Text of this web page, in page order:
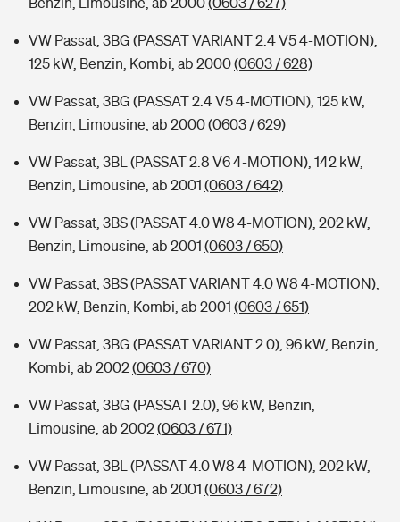
VW Passat, 3BG (PASSAT VARIANT 2.4 V5 4-MOTION),
125 kW, Benzin, Kombi, ab 2000(0603 / 628)
VW Passat, 3BG (PASSAT 2.4 V5 4-MOTION), 125 kW,
Benzin, Limousine, ab 2000(0603 / 629)
VW Passat, 3BL (PASSAT 2.8 V6 4-MOTION), 142 kW,
Benzin, Limousine, ab 2001 (0603 / 642)
VW Passat, 3BS (PASSAT 4.0 W8 4-MOTION), 202 kW,
Benzin, Limousine, ab 2001 (0603 / 650)
VW Passat, 3BS (PASSAT VARIANT 4.0 W8 4-MOTION),
202 kW, Benzin, Kombi, ab 2001 (0603 / 651)
VW Passat, 3BG (PASSAT VARIANT 2.0), 96 kW, Benzin,
Kombi, ab 2002(0603 / 670)
VW Passat, 3BG (PASSAT 2.0), 96 kW, Benzin,
Limousine, ab 2002(0603 / 671)
VW Passat, 3BL (PASSAT 4.0 W8 4-MOTION), 202 kW,
Benzin, Limousine, ab 2001 (0603 / 672)